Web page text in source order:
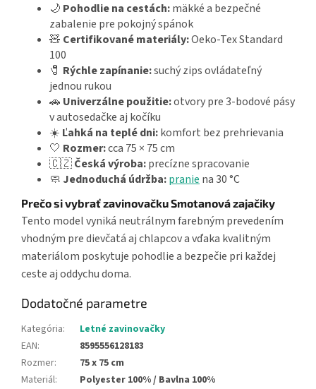
🌙 Pohodlie na cestách:mäkké a bezpečné
zabalenie pre pokojný spánok
🧸 Certifikované materiály:Oeko-Tex Standard
100
🧷 Rýchle zapínanie:suchý zips ovládateľný
jednou rukou
🚗 Univerzálne použitie:otvory pre 3-bodové pásy
v autosedačke aj kočíku
☀️ Ľahká na teplé dni:komfort bez prehrievania
🤍 Rozmer:cca 75 × 75 cm
🇨🇿Česká výroba:precízne spracovanie
🧼 Jednoduchá údržba:pranie na 30 °C
Prečo si vybrať zavinovačku Smotanová zajačiky
Tento model vyniká neutrálnym farebným prevedením
vhodným pre dievčatá aj chlapcov a vďaka kvalitným
materiálom poskytuje pohodlie a bezpečie pri každej
ceste aj oddychu doma.
Dodatočné parametre
Kategória:
Letné zavinovačky
EAN:
8595556128183
Rozmer:
75 x 75 cm
Materiál:
Polyester 100% / Bavlna 100%